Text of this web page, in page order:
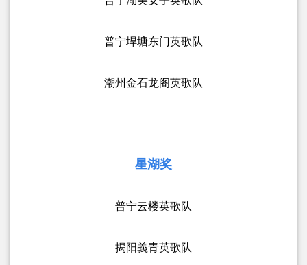
普宁垾塘东门英歌队
潮州金石龙阁英歌队
星湖奖
普宁云楼英歌队
揭阳義青英歌队